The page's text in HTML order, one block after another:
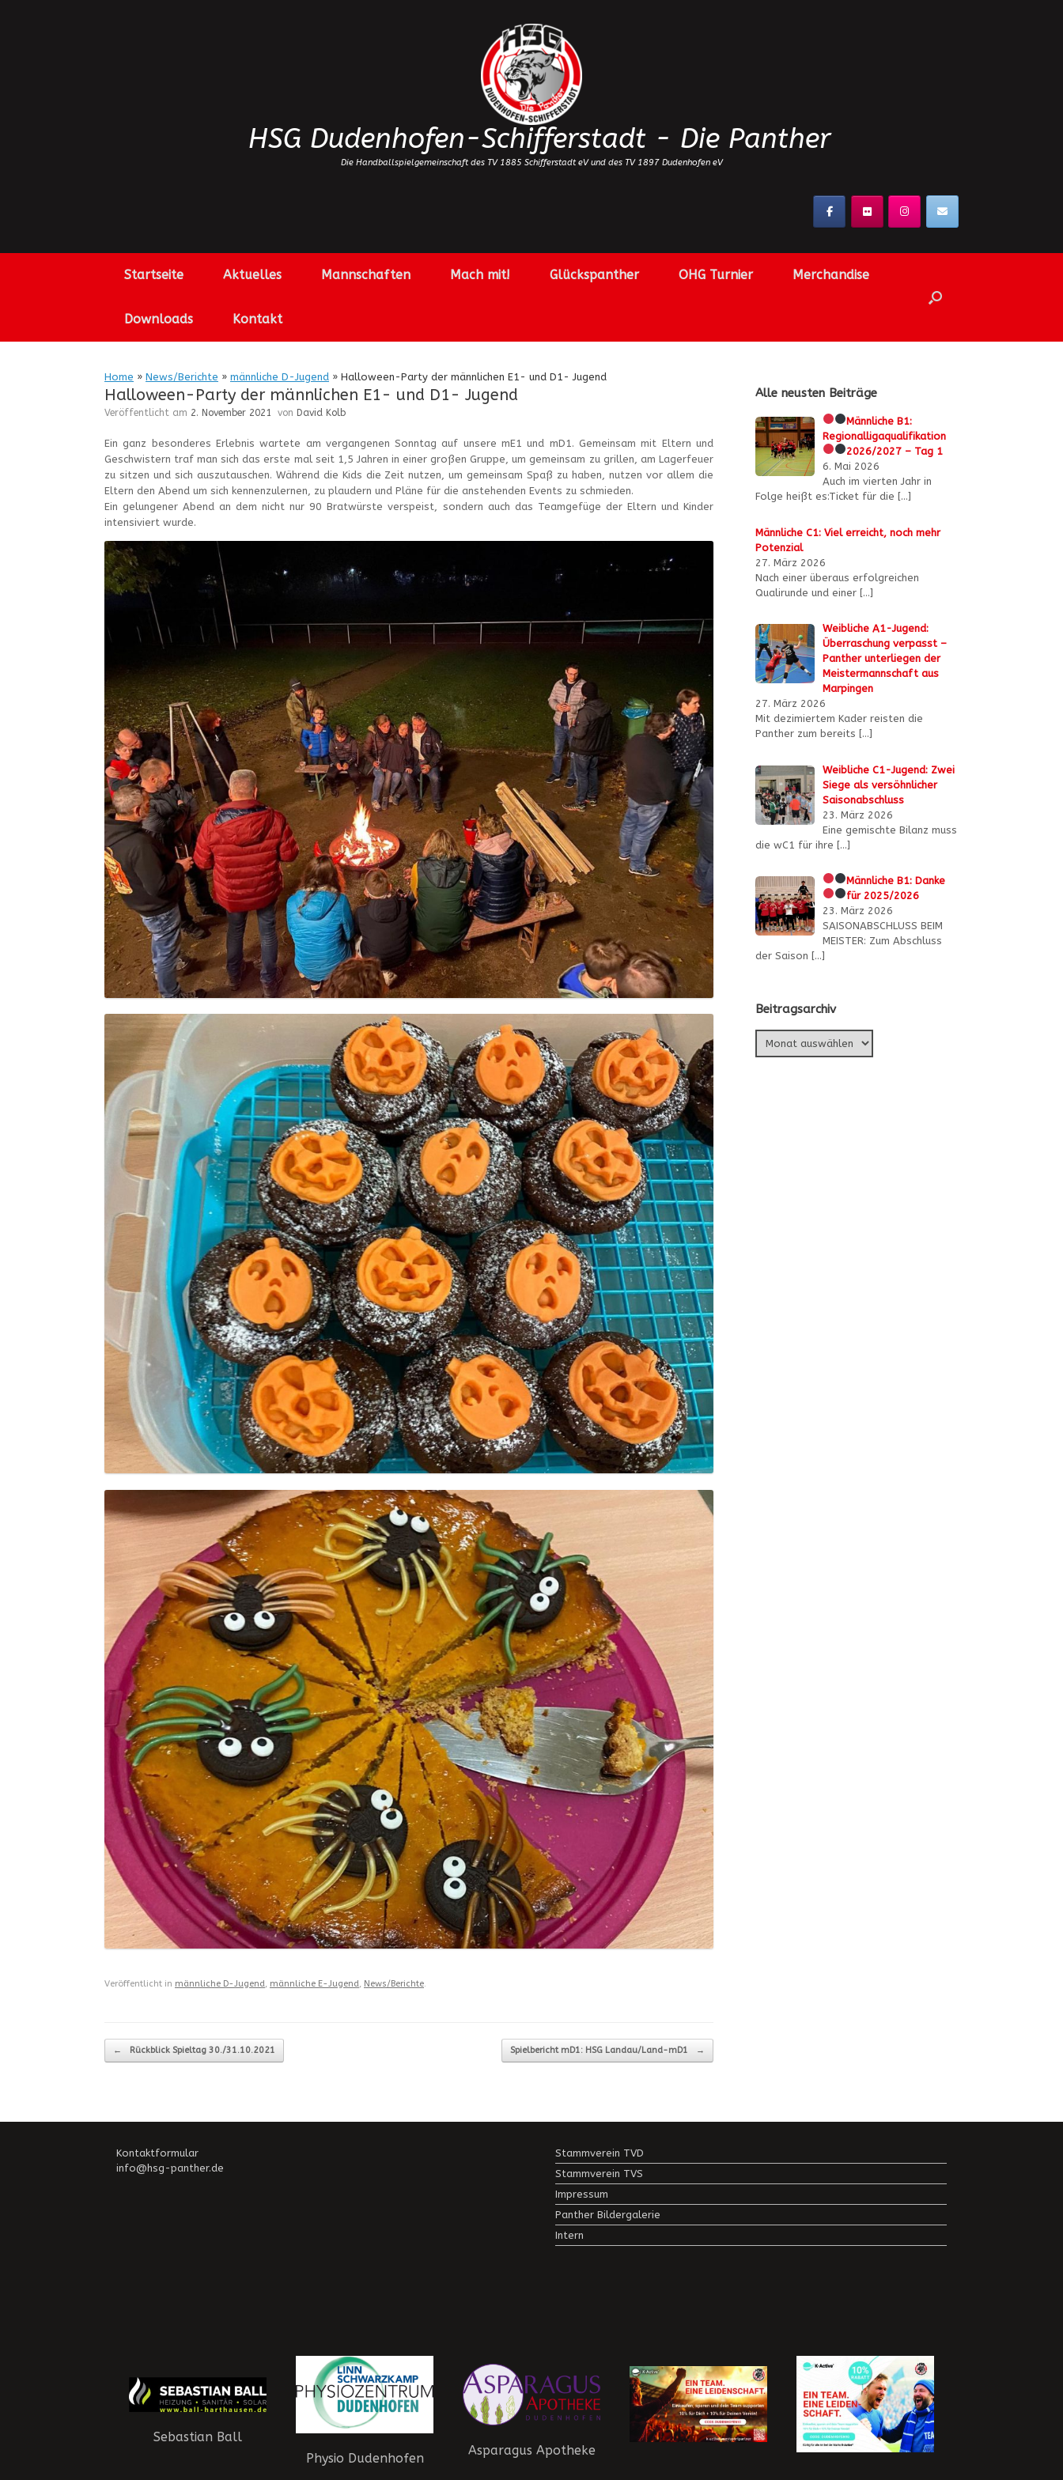
HSG Dudenhofen-Schifferstadt - Die Panther
Die Handballspielgemeinschaft des TV 1885 Schifferstadt eV und des TV 1897 Dudenhofen eV
Startseite Aktuelles Mannschaften Mach mit! Glückspanther OHG Turnier Merchandise
Downloads Kontakt
Home » News/Berichte » männliche D-Jugend » Halloween-Party der männlichen E1- und D1- Jugend
Halloween-Party der männlichen E1- und D1- Jugend
Veröffentlicht am 2. November 2021 von David Kolb
Ein ganz besonderes Erlebnis wartete am vergangenen Sonntag auf unsere mE1 und mD1. Gemeinsam mit Eltern und
Geschwistern traf man sich das erste mal seit 1,5 Jahren in einer großen Gruppe, um gemeinsam zu grillen, am Lagerfeuer
zu sitzen und sich auszutauschen. Während die Kids die Zeit nutzen, um gemeinsam Spaß zu haben, nutzen vor allem die
Eltern den Abend um sich kennenzulernen, zu plaudern und Pläne für die anstehenden Events zu schmieden.
Ein gelungener Abend an dem nicht nur 90 Bratwürste verspeist, sondern auch das Teamgefüge der Eltern und Kinder
intensiviert wurde.
Veröffentlicht in männliche D-Jugend, männliche E-Jugend, News/Berichte.
Beitragsnavigation
← Rückblick Spieltag 30./31.10.2021 Spielbericht mD1: HSG Landau/Land-mD1 →
Alle neusten Beiträge
Männliche B1:
Regionalligaqualifikation
2026/2027 – Tag 1
6. Mai 2026
Auch im vierten Jahr in
Folge heißt es:Ticket für die […]
Männliche C1: Viel erreicht, noch mehr
Potenzial
27. März 2026
Nach einer überaus erfolgreichen
Qualirunde und einer[…]
Weibliche A1-Jugend:
Überraschung verpasst –
Panther unterliegen der
Meistermannschaft aus
Marpingen
27. März 2026
Mit dezimiertem Kader reisten die
Panther zum bereits […]
Weibliche C1-Jugend: Zwei
Siege als versöhnlicher
Saisonabschluss
23. März 2026
Eine gemischte Bilanz muss
die wC1 für ihre[…]
Männliche B1: Danke
für 2025/2026
23. März 2026
SAISONABSCHLUSS BEIM
MEISTER: Zum Abschluss
der Saison […]
Beitragsarchiv
Kontaktformular
info@hsg-panther.de
Stammverein TVD
Stammverein TVS
Impressum
Panther Bildergalerie
Intern
Sebastian Ball
Physio Dudenhofen
Asparagus Apotheke